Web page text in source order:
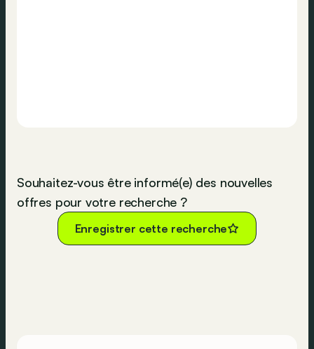
Souhaitez-vous être informé(e) des nouvelles
offres pour votre recherche ?
Enregistrer cette recherche